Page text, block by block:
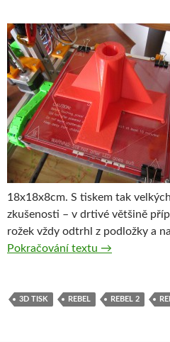
18x18x8cm. S tiskem tak
zkušenosti – v drtivé většině
rožek vždy odtrhl z podložky a
Pokračování textu Rebel II –
→
3D TISK REBEL REBEL 2